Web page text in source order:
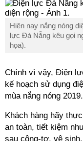
Hiện nay nắng nóng
lực Đà Nẵng kêu gọi
họa).
Chính vì vậy, Điện
kế hoạch sử dụng
mùa nắng nóng 2019.
Khách hàng hãy
an toàn, tiết kiệm
sau công-tơ, vệ